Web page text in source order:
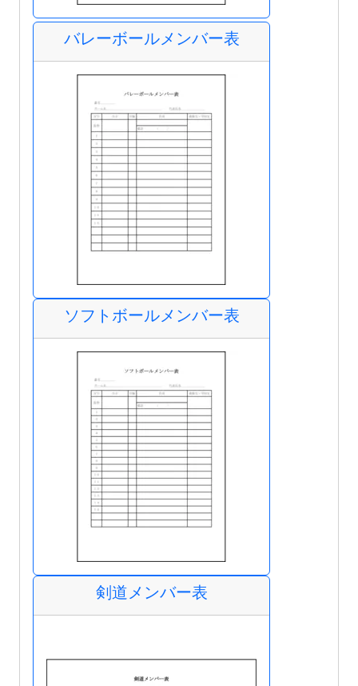
バレーボールメンバー表
ソフトボールメンバー表
剣道メンバー表